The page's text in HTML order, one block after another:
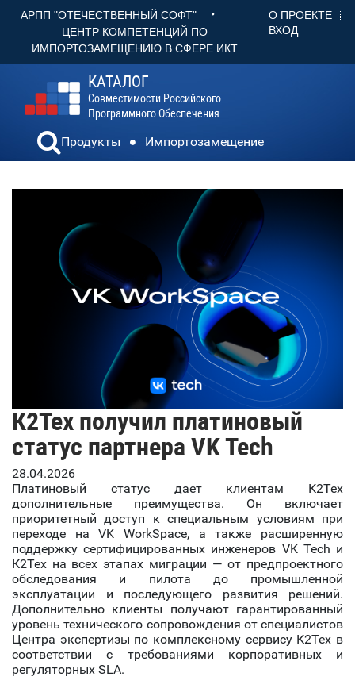
АРПП "ОТЕЧЕСТВЕННЫЙ СОФТ" •
ЦЕНТР КОМПЕТЕНЦИЙ ПО
ИМПОРТОЗАМЕЩЕНИЮ В СФЕРЕ ИКТ
О ПРОЕКТЕ
ВХОД
КАТАЛОГ
Совместимости Российского
Программного Обеспечения
Продукты Импортозамещение
К2Тех получил платиновый
статус партнера VK Tech
28.04.2026
Платиновый статус дает клиентам К2Тех
дополнительные преимущества. Он включает
приоритетный доступ к специальным условиям при
переходе на VK WorkSpace, а также расширенную
поддержку сертифицированных инженеров VK Tech и
К2Тех на всех этапах миграции — от предпроектного
обследования и пилота до промышленной
эксплуатации и последующего развития решений.
Дополнительно клиенты получают гарантированный
уровень технического сопровождения от специалистов
Центра экспертизы по комплексному сервису К2Тех в
соответствии с требованиями корпоративных и
регуляторных SLA.